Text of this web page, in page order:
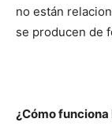
no están
se producen de
¿Cómo